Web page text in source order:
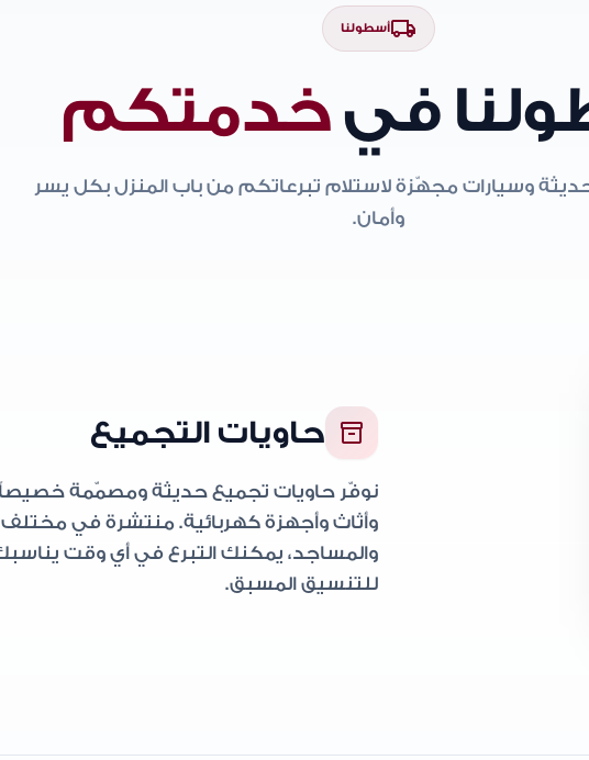
local_shippingأسطولنا
في خدمتكم
وسيارات مجهّزة لاستلام تبرعاتكم من باب المنزل بكل يسر
وأمان.
inventory_2 حاويات التجميع
نوفّر حاويات تجميع حديثة ومصمّمة خصيصاً
وأثاث وأجهزة كهربائية. منتشرة في
والمساجد، يمكنك التبرع في أي وقت
للتنسيق المسبق.